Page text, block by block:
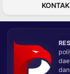
KONTAK